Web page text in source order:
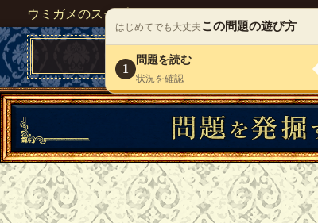
ウミガメのスープが１人で遊べる『 DEBONO（デ
はじめてでも大丈夫この問題の遊び方
1
問題を読む
状況を確認